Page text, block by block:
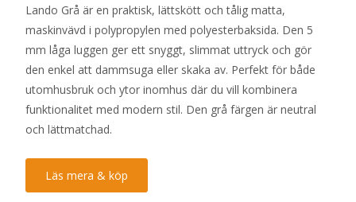
Lando Grå är en praktisk, lättskött och tålig matta,
maskinvävd i polypropylen med polyesterbaksida. Den 5
mm låga luggen ger ett snyggt, slimmat uttryck och gör
den enkel att dammsuga eller skaka av. Perfekt för både
utomhusbruk och ytor inomhus där du vill kombinera
funktionalitet med modern stil. Den grå färgen är neutral
och lättmatchad.
Läs mera & köp